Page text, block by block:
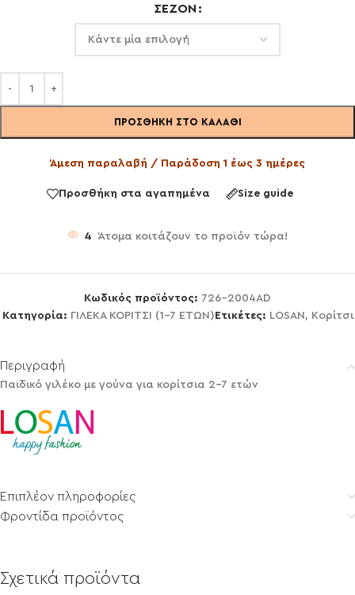
ΣΕΖΌΝ
ΠΡΟΣΘΉΚΗ ΣΤΟ ΚΑΛΆΘΙ
Άμεση παραλαβή / Παράδοση 1 έως 3 ημέρες
Προσθήκη στα αγαπημένα Size guide
4 Άτομα κοιτάζουν το προϊόν τώρα!
Κωδικός προϊόντος: 726-2004AD
Κατηγορία: ΓΙΛΕΚΑ ΚΟΡΙΤΣΙ (1-7 ΕΤΩΝ)Ετικέτες: LOSAN, Κορίτσι
Περιγραφή
Παιδικό γιλέκο με γούνα για κορίτσια 2-7 ετών
Επιπλέον πληροφορίες
Φροντίδα προϊόντος
Σχετικά προϊόντα